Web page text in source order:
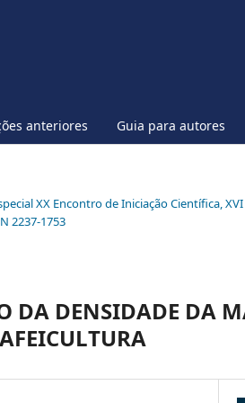
anteriores Guia para autores
XX Encontro de Iniciação Científica,
2237-1753
DA DENSIDADE DA